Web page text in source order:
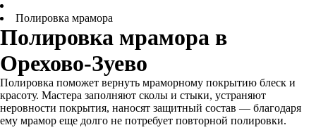
Полировка мрамора
Полировка мрамора в
Орехово-Зуево
Полировка поможет вернуть мраморному покрытию блеск и
красоту. Мастера заполняют сколы и стыки, устраняют
неровности покрытия, наносят защитный состав — благодаря
ему мрамор еще долго не потребует повторной полировки.